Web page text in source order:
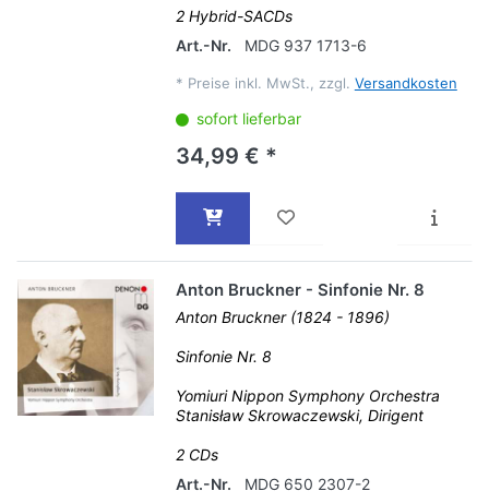
2 Hybrid-SACDs
Art.-Nr.
MDG 937 1713-6
* Preise inkl. MwSt., zzgl. Versandkosten
sofort lieferbar
34,99 € *
Anton Bruckner - Sinfonie Nr. 8
Anton Bruckner (1824 - 1896)
Sinfonie Nr. 8
Yomiuri Nippon Symphony Orchestra
Stanisław Skrowaczewski, Dirigent
2 CDs
Art.-Nr.
MDG 650 2307-2